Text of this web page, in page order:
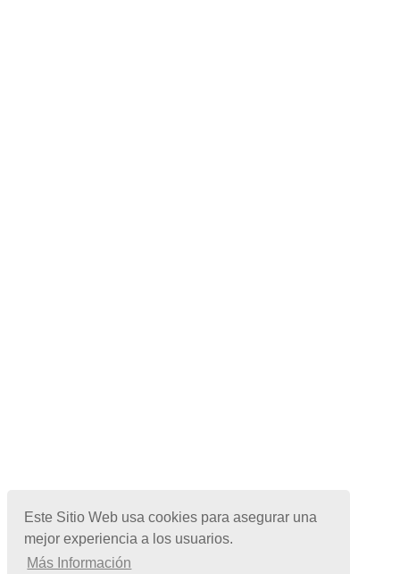
Este Sitio Web usa cookies para asegurar una
mejor experiencia a los usuarios.
Más Información